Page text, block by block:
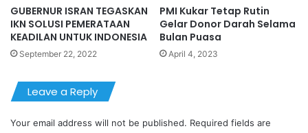
GUBERNUR ISRAN TEGASKAN
IKN SOLUSI PEMERATAAN
KEADILAN UNTUK INDONESIA
September 22, 2022
PMI Kukar Tetap Rutin
Gelar Donor Darah Selama
Bulan Puasa
April 4, 2023
Leave a Reply
Your email address will not be published. Required fields are